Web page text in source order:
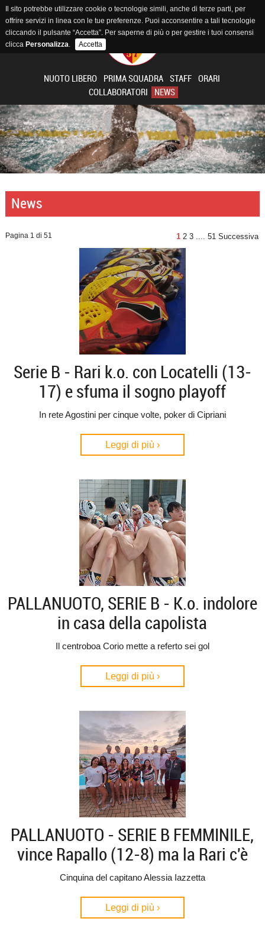
NUOTO LIBERO PRIMA SQUADRA STAFF
ORARI
COLLABORATORI
NEWS
News
Pagina 1 di 51 1 2 3 .... 51 Successiva
Serie B - Rari k.o. con Locatelli (13-
17) e sfuma il sogno playoff
In rete Agostini per cinque volte, poker di Cipriani
Leggi di più ›
PALLANUOTO, SERIE B - K.o. indolore
in casa della capolista
Il centroboa Corio mette a referto sei gol
Leggi di più ›
PALLANUOTO - SERIE B FEMMINILE,
vince Rapallo (12-8) ma la Rari c'è
Cinquina del capitano Alessia Iazzetta
Leggi di più ›
Il sito potrebbe utilizzare cookie o tecnologie simili, anche di terze parti, per
offrire servizi in linea con le tue preferenze. Puoi acconsentire a tali tecnologie
cliccando il pulsante “Accetta”. Per saperne di più o per gestire i tuoi consensi
clicca Personalizza. Accetta